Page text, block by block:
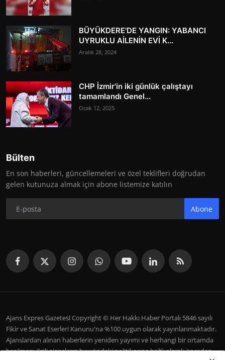
BÜYÜKDERE'DE YANGIN: YABANCI
UYRUKLU AİLENİN EVİ K...
Aralık 28, 2024
CHP İzmir'in iki günlük çalıştayı
tamamlandı Genel...
Ocak 12, 2025
Bülten
En son haberleri, güncellemeleri ve özel teklifleri doğrudan
gelen kutunuza almak için abone listemize katılın
Abone
Ajans Expres Gazetesi Copyright © Her Hakkı Haber Portalı 5846 sayılı
Fikir ve Sanat Eserleri Kanunu'na %100 uygun olarak yayınlanmaktadır.
Ajanslardan alınan haberlerin yeniden yayımı ve herhangi bir ortamda
basılması, ilgili ajansların bu yöndeki politikasına bağlı olarak önceden